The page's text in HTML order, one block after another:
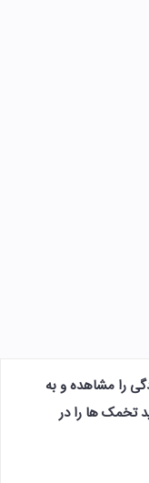
را مشاهده و به
تخمک ها را در